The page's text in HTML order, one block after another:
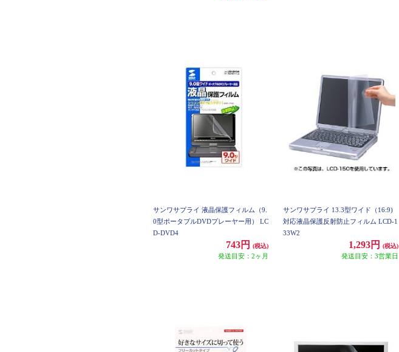
サンワサプライ 液晶保護フィルム（9.
0型ポータブルDVDプレーヤー用） LC
D-DVD4
743円 (税込)
発送目安：2ヶ月
サンワサプライ 13.3型ワイド（16:9)
対応液晶保護反射防止フィルム LCD-1
33W2
1,293円 (税込)
発送目安：3営業日